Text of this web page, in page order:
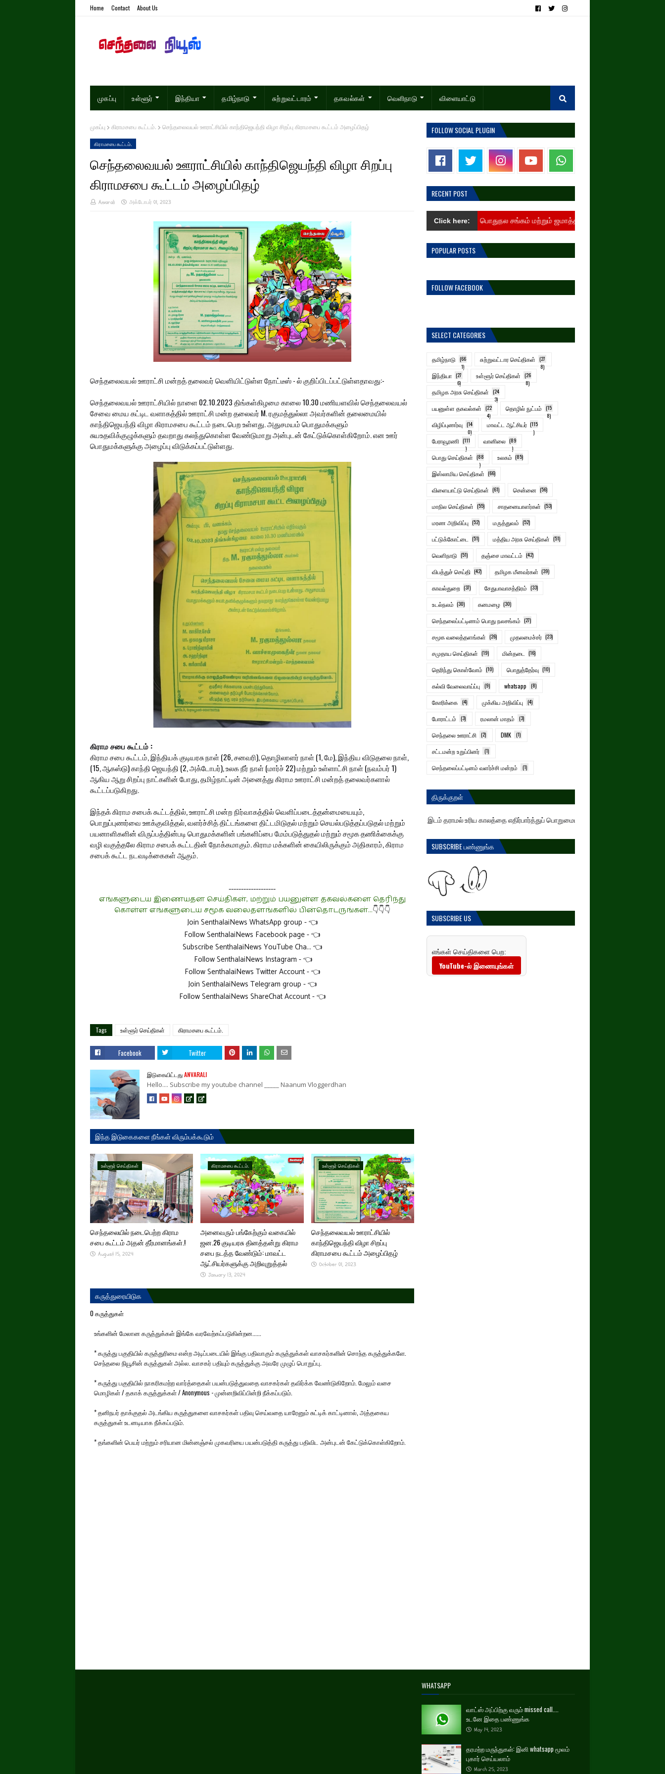
Home Contact About Us
முகப்பு உள்ளூர் இந்தியா தமிழ்நாடு சுற்றுவட்டாரம் தகவல்கள் வெளிநாடு விளையாட்டு
முகப்பு கிராமசபை கூட்டம். செந்தலைவயல் ஊராட்சியில் காந்திஜெயந்தி விழா சிறப்பு கிராமசபை கூட்டம் அழைப்பிதழ்
கிராமசபை கூட்டம்.
செந்தலைவயல் ஊராட்சியில் காந்திஜெயந்தி விழா சிறப்பு
கிராமசபை கூட்டம் அழைப்பிதழ்
Anvarali அக்டோபர் 01, 2023
செந்தலைவயல் ஊராட்சி மன்றத் தலைவர் வெளியிட்டுள்ள நோட்டீஸ் - ல் குறிப்பிடப்பட்டுள்ளதாவது:-
செந்தலைவயல் ஊராட்சியில் நாளை 02.10.2023 திங்கள்கிழமை காலை 10.30 மணியளவில் செந்தலைவயல்
சேவை மைய கட்டிட வளாகத்தில் ஊராட்சி மன்ற தலைவர் M. ரகுமத்துல்லா அவர்களின் தலைமையில்
காந்திஜெயந்தி விழா கிராமசபை கூட்டம் நடைபெற உள்ளது. அதுசமயம் பொதுமக்களும்
சுயஉதவிக்குழுக்களும் தவறாது கலந்துகொள்ள வேண்டுமாறு அன்புடன் கேட்டுக்கொள்கிறோம். என ஊர்
பொதுமக்களுக்கு அழைப்பு விடுக்கப்பட்டுள்ளது.
கிராம சபை கூட்டம் :
கிராம சபை கூட்டம், இந்தியக் குடியரசு நாள் (26, சனவரி), தொழிலாளர் நாள் (1, மே), இந்திய விடுதலை நாள்,
(15, ஆகஸ்டு) காந்தி ஜெயந்தி (2, அக்டோபர்), உலக நீர் நாள் (மார்ச் 22) மற்றும் உள்ளாட்சி நாள் (நவம்பர் 1)
ஆகிய ஆறு சிறப்பு நாட்களின் போது, தமிழ்நாட்டின் அனைத்து கிராம ஊராட்சி மன்றத் தலைவர்களால்
கூட்டப்படுகிறது.
இந்தக் கிராம சபைக் கூட்டத்தில், ஊராட்சி மன்ற நிர்வாகத்தில் வெளிப்படைத்தன்மையையும்,
பொறுப்புணர்வை ஊக்குவித்தல், வளர்ச்சித் திட்டங்களை திட்டமிடுதல் மற்றும் செயல்படுத்தப்படுதல் மற்றும்
பயனாளிகளின் விருப்பத்தின்படி பொதுமக்களின் பங்களிப்பை மேம்படுத்துதல் மற்றும் சமூக தணிக்கைக்கு
வழி வகுத்தலே கிராம சபைக் கூட்டதின் நோக்கமாகும். கிராம மக்களின் கையிலிருக்கும் அதிகாரம், கிராம
சபைக் கூட்ட நடவடிக்கைகள் ஆகும்.
-------------------
எங்களுடைய இணையதள செய்திகள், மற்றும் பயனுள்ள தகவல்களை தெரிந்து
கொள்ள எங்களுடைய சமூக வலைதளங்களில் பின்தொடருங்கள்...👇👇👇
Join SenthalaiNews WhatsApp group -👈
Follow SenthalaiNews Facebook page -👈
Subscribe SenthalaiNews YouTube Cha... 👈
Follow SenthalaiNews Instagram -👈
Follow SenthalaiNews Twitter Account- 👈
Join SenthalaiNews Telegram group - 👈
Follow SenthalaiNews ShareChat Account -👈
Tags உள்ளூர் செய்திகள் கிராமசபை கூட்டம்.
Facebook Twitter
இடுகையிட்டதுANVARALI
Hello.... Subscribe my youtube channel _____ Naanum Vloggerdhan
இந்த இடுகைகளை நீங்கள் விரும்பக்கூடும்
உள்ளூர் செய்திகள்
செந்தலையில் நடைபெற்ற கிராம
சபை கூட்டம் அதன் தீர்மானங்கள்.!
August 15, 2024
கிராமசபை கூட்டம்.
அனைவரும் பங்கேற்கும் வகையில்
ஜன.26 குடியரசு தினத்தன்று கிராம
சபை நடத்த வேண்டும்: மாவட்ட
ஆட்சியர்களுக்கு அறிவுறுத்தல்
January 13, 2024
உள்ளூர் செய்திகள்
செந்தலைவயல் ஊராட்சியில்
காந்திஜெயந்தி விழா சிறப்பு
கிராமசபை கூட்டம் அழைப்பிதழ்
October 01, 2023
கருத்துரையிடுக
0 கருத்துகள்
உங்களின் மேலான கருத்துக்கள் இங்கே வரவேற்கப்படுகின்றன......
* கருத்து பகுதியில் கருத்துரிமை என்ற அடிப்படையில் இங்கு பதிவாகும் கருத்துக்கள் வாசகர்களின் சொந்த கருத்துக்களே.
செந்தலை நியூசின் கருத்துகள் அல்ல. வாசகர் பதியும் கருத்துக்கு அவரே முழுப் பொறுப்பு.
* கருத்து பகுதியில் நாகரிகமற்ற வார்த்தைகள் பயன்படுத்துவதை வாசகர்கள் தவிர்க்க வேண்டுகிறோம். மேலும் வசை
மொழிகள் / தகாக் கருத்துக்கள் / Anonymous - முன்னறிவிப்பின்றி நீக்கப்படும்.
* தனிநபர் தாக்குதல் அடங்கிய கருத்துகளை வாசகர்கள் பதிவு செய்வதை யாரேனும் சுட்டிக் காட்டினால், அத்தகைய
கருத்துகள் உடனடியாக நீக்கப்படும்.
* தங்களின் பெயர் மற்றும் சரியான மின்னஞ்சல் முகவரியை பயன்படுத்தி கருத்து பதிவிட அன்புடன் கேட்டுக்கொள்கிறோம்.
FOLLOW SOCIAL PLUGIN
RECENT POST
Click here:
வளைகுடா நாடுகளில் நோன்பு பெருநாள் கொண்டாட்டம் ! புகைப்படங்கள்.. பொதுநல சங்கம் மற்றும் ஜமாத்தார்கள் சார்பில் CISF சைக்கிள்
POPULAR POSTS
FOLLOW FACEBOOK
SELECT CATEGORIES
தமிழ்நாடு (66
1)
சுற்றுவட்டார செய்திகள் (27
8)
இந்தியா (27
6)
உள்ளூர் செய்திகள் (26
8)
தமிழக அரசு செய்திகள் (24
3)
பயனுள்ள தகவல்கள் (22
4)
தொழில் நுட்பம் (15
8)
விழிப்புணர்வு (14
0)
மாவட்ட ஆட்சியர் (115
)
பேராவூரணி (111
)
வானிலை (89
)
பொது செய்திகள் (88
)
உலகம் (85)
இஸ்லாமிய செய்திகள் (66)
விளையாட்டு செய்திகள் (61) சென்னை (56)
மாநில செய்திகள் (55) சாதனையாளர்கள் (53)
மரண அறிவிப்பு (52) மருத்துவம் (52)
பட்டுக்கோட்டை (51) மத்திய அரசு செய்திகள் (51)
வெளிநாடு (51) தஞ்சை மாவட்டம் (42)
விபத்துச் செய்தி (42) தமிழக மீனவர்கள் (39)
காவல்துறை (37) சேதுபாவாசத்திரம் (33)
உடல்நலம் (30) கனமழை (30)
செந்தலைப்பட்டிணம் பொது நலசங்கம் (27)
சமூக வலைத்தளங்கள் (26) முதலமைச்சர் (23)
சமுதாய செய்திகள் (19) மின்தடை (16)
தெரிந்து கொள்வோம் (10) பொதுத்தேர்வு (10)
கல்வி வேலைவாய்ப்பு (9) whatsapp (8)
கோரிக்கை (4) முக்கிய அறிவிப்பு (4)
போராட்டம் (3) ரமலான் மாதம் (3)
செந்தலை ஊராட்சி (2) DMK (1)
சட்டமன்ற உறுப்பினர் (1)
செந்தலைப்பட்டினம் வளர்ச்சி மன்றம் (1)
திருக்குறள்
காலங் கருதி இருப்பர் கலங்காது ஞாலங் கருது பவர் .... ... .. .. ..... விளக்கம் : கலக்கத்துக்கு இடம் தராமல் உரிய காலத்தை எதிர்பார்த்துப் பொறுமையாக இருப்பவர்கள் இந்த உலகத்தையேகூட
SUBSCRIBE பண்ணுங்க
SUBSCRIBE US
எங்கள் செய்திகளை பெற:
YouTube-ல் இணையுங்கள்
WHATSAPP
வாட்ஸ் அப்பிற்கு வரும் missed call....
உடனே இதை பண்ணுங்க
May 14, 2023
தரமற்ற மருந்துகள்: இனி whatsapp மூலம்
புகார் செய்யலாம்
March 25, 2023